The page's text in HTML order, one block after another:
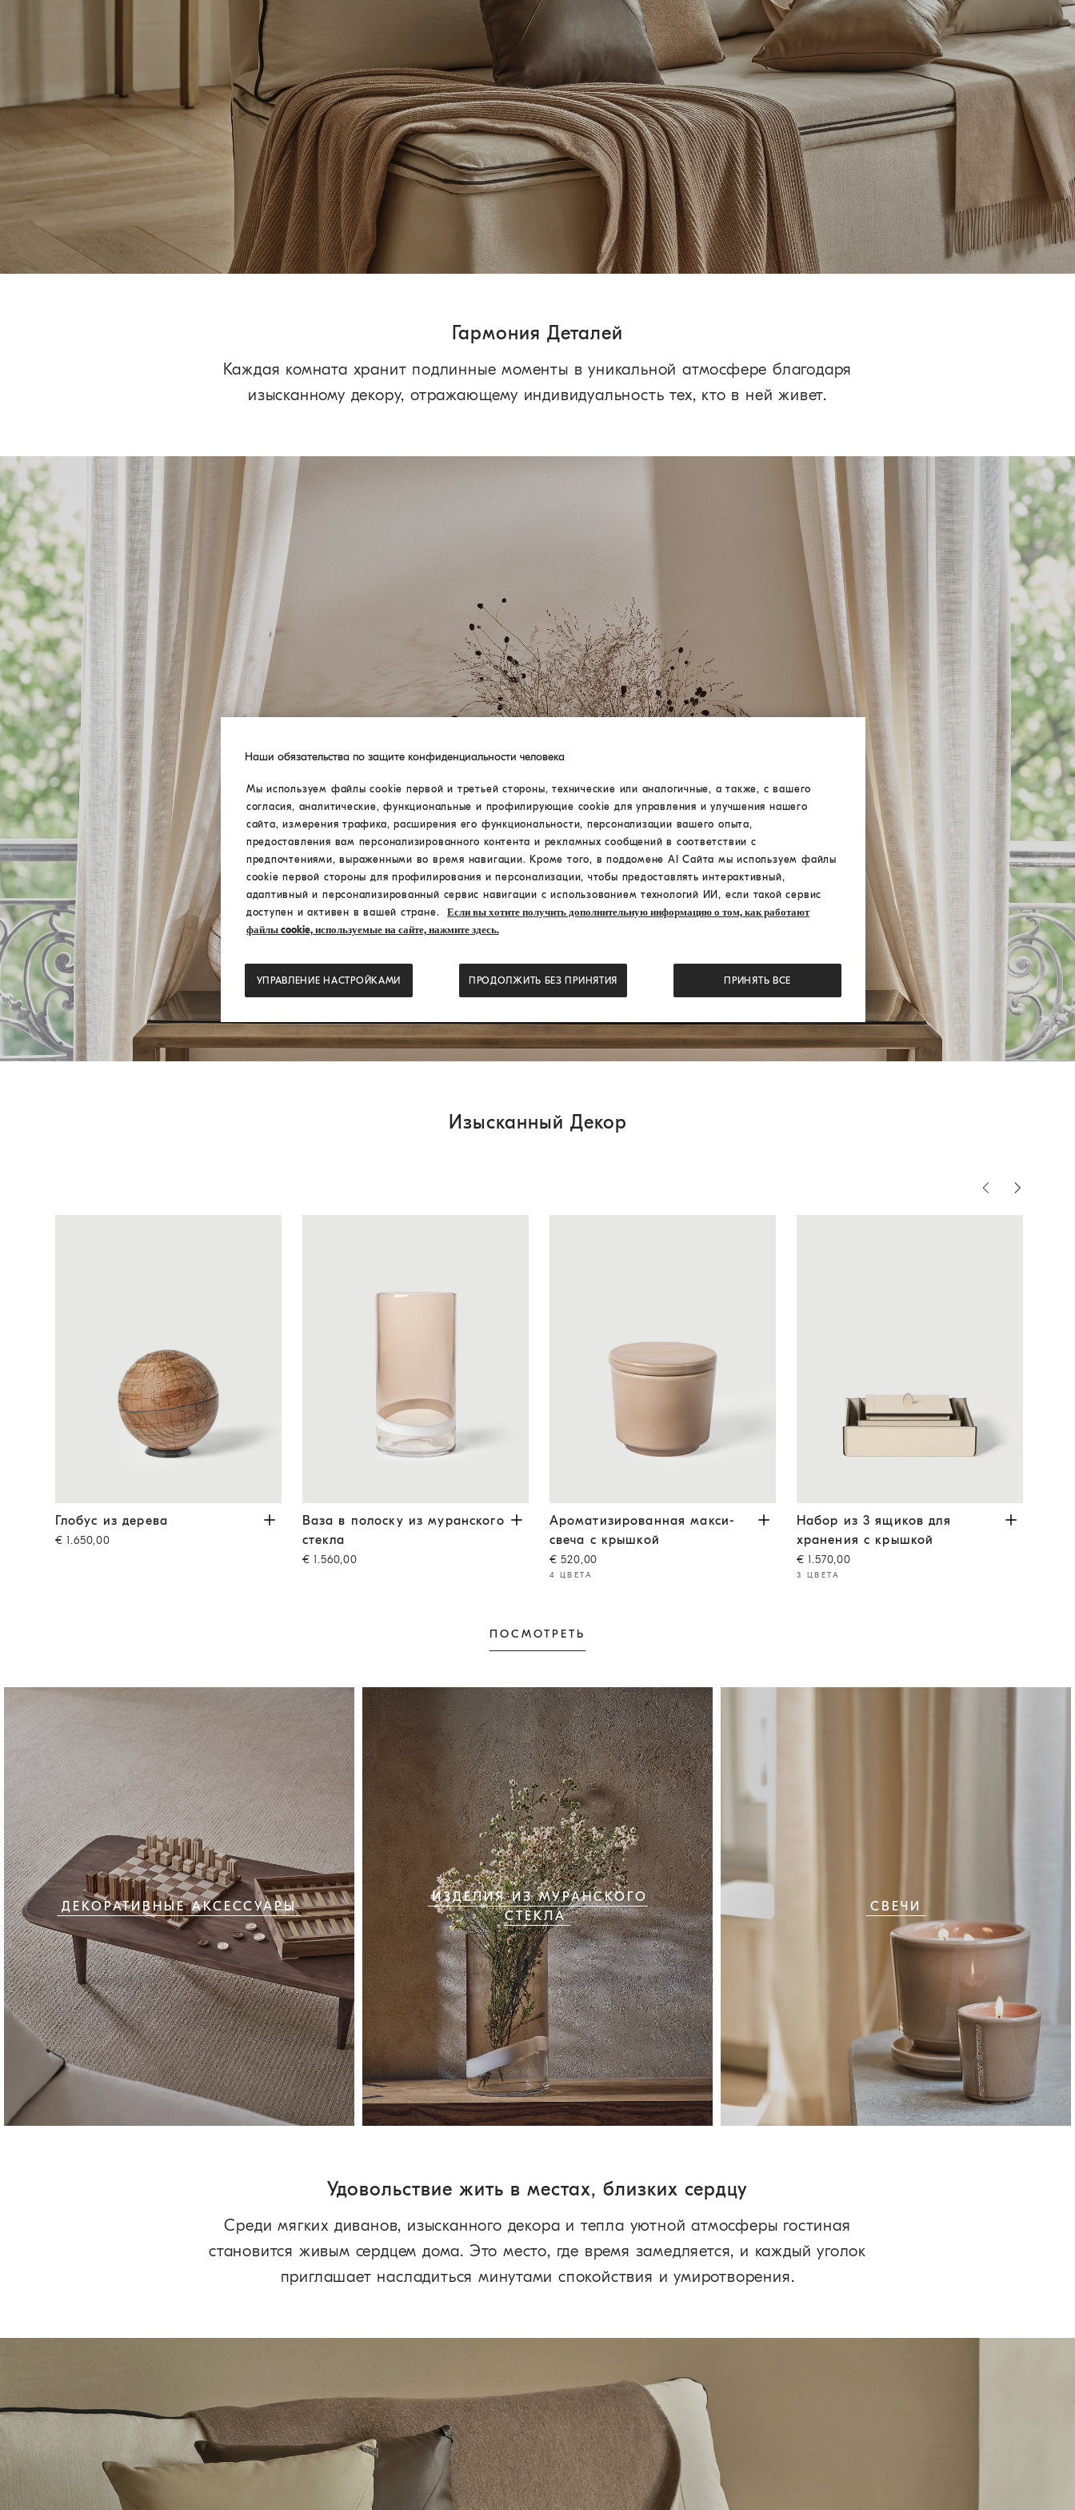
Гармония Деталей
Каждая комната хранит подлинные моменты в уникальной атмосфере благодаря
изысканному декору, отражающему индивидуальность тех, кто в ней живет.
Изысканный Декор
БежевыйГлобус из дерева Ореховый
Глобус из дерева
€ 1.650,00
Ваза в полоску из муранского стекла Коричневый градиент
Ваза в полоску из муранского
стекла
€ 1.560,00
Ароматизированная макси-свеча с крышкой Песочный
Ароматизированная макси-
свеча с крышкой
€ 520,00
4 ЦВЕТА
Набор из 3 ящиков для хранения с крышкой
Набор из 3 ящиков для
хранения с крышкой
€ 1.570,00
3 ЦВЕТА
ПОСМОТРЕТЬ
ДЕКОРАТИВНЫЕ АКСЕССУАРЫ
ИЗДЕЛИЯ ИЗ МУРАНСКОГО
СТЕКЛА
СВЕЧИ
Удовольствие жить в местах, близких сердцу
Среди мягких диванов, изысканного декора и тепла уютной атмосферы гостиная
становится живым сердцем дома. Это место, где время замедляется, и каждый уголок
приглашает насладиться минутами спокойствия и умиротворения.
Наши обязательства по защите конфиденциальности человека
Мы используем файлы cookie первой и третьей стороны, технические или аналогичные, а также, с вашего
согласия, аналитические, функциональные и профилирующие cookie для управления и улучшения нашего
сайта, измерения трафика, расширения его функциональности, персонализации вашего опыта,
предоставления вам персонализированного контента и рекламных сообщений в соответствии с
предпочтениями, выраженными во время навигации. Кроме того, в поддомене AI Сайта мы используем файлы
cookie первой стороны для профилирования и персонализации, чтобы предоставлять интерактивный,
адаптивный и персонализированный сервис навигации с использованием технологий ИИ, если такой сервис
доступен и активен в вашей стране.
Если вы хотите получить дополнительную информацию о том, как работают
файлы cookie, используемые на сайте, нажмите здесь.
УПРАВЛЕНИЕ НАСТРОЙКАМИ ПРОДОЛЖИТЬ БЕЗ ПРИНЯТИЯ ПРИНЯТЬ ВСЕ